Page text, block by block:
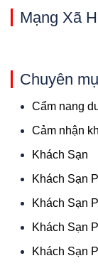
Mạng Xã
Chuyên
Cẩm nang
Cảm nhận
Khách Sạn
Khách Sạn
Khách Sạn
Khách Sạn
Khách Sạn